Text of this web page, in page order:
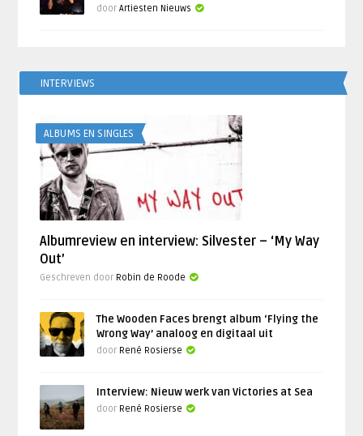
doorArtiesten Nieuws
INTERVIEWS
ALBUMS EN SINGLES
Albumreview en interview: Silvester – ‘My Way
Out’
Geschreven door Robin de Roode
The Wooden Faces brengt album ‘Flying the
Wrong Way’ analoog en digitaal uit
door René Rosierse
Interview: Nieuw werk van Victories at Sea
door René Rosierse